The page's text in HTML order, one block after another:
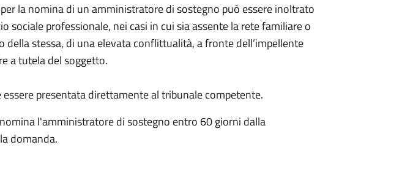
la nomina di un amministratore di sostegno può essere inoltrato
sociale professionale, nei casi in cui sia assente la rete familiare o
della stessa, di una elevata conflittualità, a fronte dell’impellente
a tutela del soggetto.
presentata direttamente al tribunale competente.
l'amministratore di sostegno entro 60 giorni dalla
domanda.